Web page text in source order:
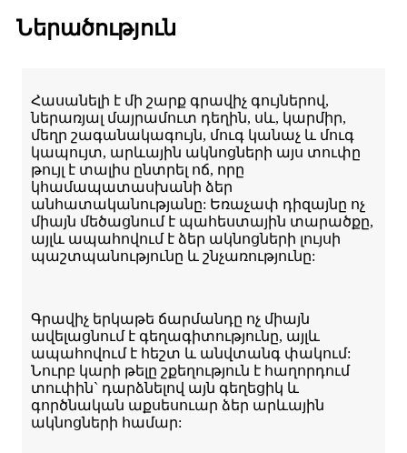
Ներածություն
Հասանելի է մի շարք գրավիչ գույներով,
ներառյալ մայրամուտ դեղին, սև, կարմիր,
մեղր շագանակագույն, մուգ կանաչ և մուգ
կապույտ, արևային ակնոցների այս տուփը
թույլ է տալիս ընտրել ոճ, որը
կհամապատասխանի ձեր
անհատականությանը: Եռաչափ դիզայնը ոչ
միայն մեծացնում է պահեստային տարածքը,
այլև ապահովում է ձեր ակնոցների լույսի
պաշտպանությունը և շնչառությունը:
Գրավիչ երկաթե ճարմանդը ոչ միայն
ավելացնում է գեղագիտությունը, այլև
ապահովում է հեշտ և անվտանգ փակում:
Նուրբ կարի թելը շքեղություն է հաղորդում
տուփին` դարձնելով այն գեղեցիկ և
գործնական աքսեսուար ձեր արևային
ակնոցների համար: